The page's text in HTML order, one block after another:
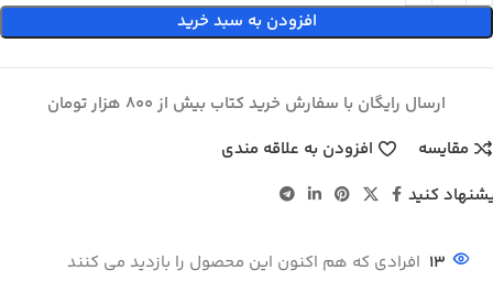
افزودن به سبد خرید
ارسال رایگان با سفارش خرید کتاب بیش از 800 هزار تومان
مقایسه
افزودن به علاقه مندی
کنید
13 افرادی که هم اکنون این محصول را بازدید می کنند